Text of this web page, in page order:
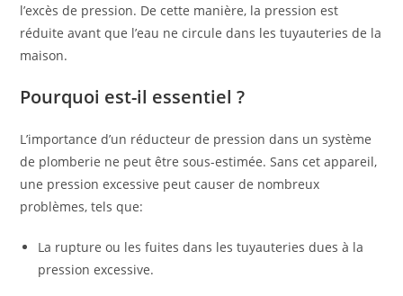
l’excès de pression. De cette manière, la pression est
réduite avant que l’eau ne circule dans les tuyauteries de la
maison.
Pourquoi est-il essentiel ?
L’importance d’un réducteur de pression dans un système
de plomberie ne peut être sous-estimée. Sans cet appareil,
une pression excessive peut causer de nombreux
problèmes, tels que:
La rupture ou les fuites dans les tuyauteries dues à la
pression excessive.